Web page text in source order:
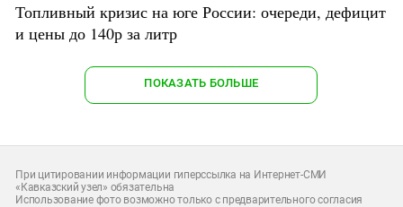
Топливный кризис на юге России: очереди, дефицит
и цены до 140р за литр
ПОКАЗАТЬ БОЛЬШЕ
При цитировании информации гиперссылка на Интернет-СМИ
«Кавказский узел» обязательна
Использование фото возможно только с предварительного согласия